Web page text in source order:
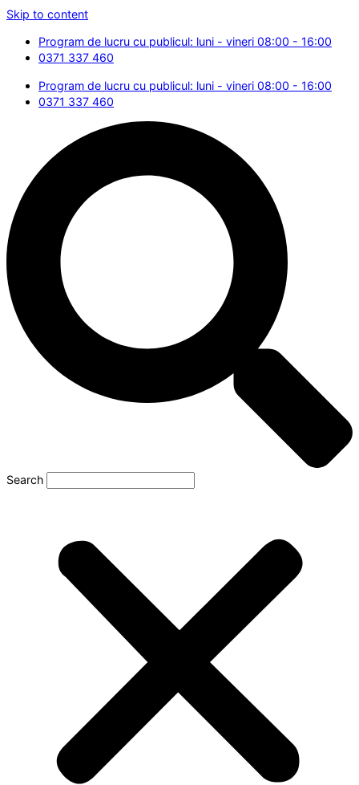
Skip to content
Program de lucru cu publicul: luni - vineri 08:00 - 16:00
0371 337 460
Program de lucru cu publicul: luni - vineri 08:00 - 16:00
0371 337 460
Search